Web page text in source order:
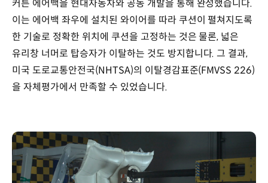
커튼 에어백을 현대자동차와 공동 개발을 통해 완성했습니다.
이는 에어백 좌우에 설치된 와이어를 따라 쿠션이 펼쳐지도록
한 기술로 정확한 위치에 쿠션을 고정하는 것은 물론, 넓은
유리창 너머로 탑승자가 이탈하는 것도 방지합니다. 그 결과,
미국 도로교통안전국(NHTSA)의 이탈경감표준(FMVSS 226)
을 자체평가에서 만족할 수 있었습니다.